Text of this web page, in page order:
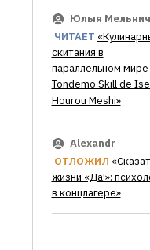
Юлыя
ЧИТАЕТ
скитания в
параллельном
Tondemo Skill de
Hourou Meshi»
Alexandr
ОТЛОЖИЛ
жизни «Да!»:
в концлагере»